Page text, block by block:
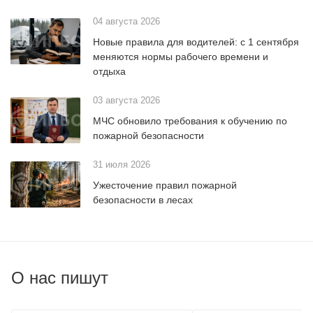
04 августа 2026
Новые правила для водителей: с 1 сентября
меняются нормы рабочего времени и
отдыха
03 августа 2026
МЧС обновило требования к обучению по
пожарной безопасности
31 июля 2026
Ужесточение правил пожарной
безопасности в лесах
О нас пишут